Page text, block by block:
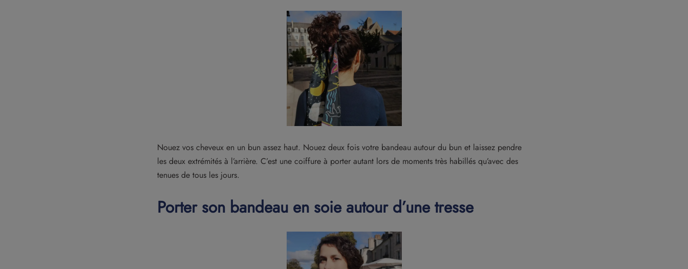
Nouez vos cheveux en un bun assez haut. Nouez deux fois votre bandeau autour du bun et laissez pendre
les deux extrémités à l’arrière. C’est une coiffure à porter autant lors de moments très habillés qu’avec des
tenues de tous les jours.
Porter son bandeau en soie autour d’une tresse